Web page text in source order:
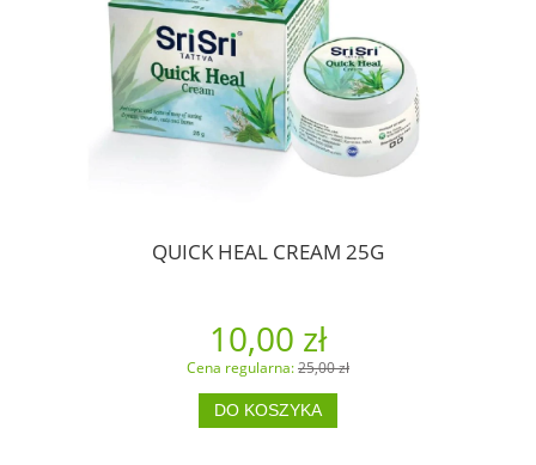
QUICK HEAL CREAM 25G
10,00 zł
Cena regularna:25,00 zł
DO KOSZYKA